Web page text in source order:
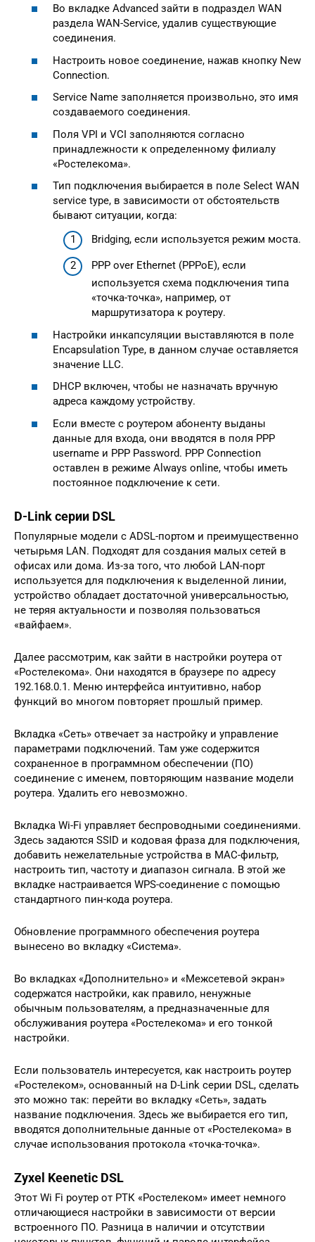
Во вкладке Advanced зайти в подраздел WAN
раздела WAN-Service, удалив существующие
соединения.
Настроить новое соединение, нажав кнопку New
Connection.
Service Name заполняется произвольно, это имя
создаваемого соединения.
Поля VPI и VCI заполняются согласно
принадлежности к определенному филиалу
«Ростелекома».
Тип подключения выбирается в поле Select WAN
service type, в зависимости от обстоятельств
бывают ситуации, когда:
Bridging, если используется режим моста.
PPP over Ethernet (PPPoE), если
используется схема подключения типа
«точка-точка», например, от
маршрутизатора к роутеру.
Настройки инкапсуляции выставляются в поле
Encapsulation Type, в данном случае оставляется
значение LLC.
DHCP включен, чтобы не назначать вручную
адреса каждому устройству.
Если вместе с роутером абоненту выданы
данные для входа, они вводятся в поля PPP
username и PPP Password. PPP Connection
оставлен в режиме Always online, чтобы иметь
постоянное подключение к сети.
D-Link серии DSL
Популярные модели с ADSL-портом и преимущественно
четырьмя LAN. Подходят для создания малых сетей в
офисах или дома. Из-за того, что любой LAN-порт
используется для подключения к выделенной линии,
устройство обладает достаточной универсальностью,
не теряя актуальности и позволяя пользоваться
«вайфаем».
Далее рассмотрим, как зайти в настройки роутера от
«Ростелекома». Они находятся в браузере по адресу
192.168.0.1. Меню интерфейса интуитивно, набор
функций во многом повторяет прошлый пример.
Вкладка «Сеть» отвечает за настройку и управление
параметрами подключений. Там уже содержится
сохраненное в программном обеспечении (ПО)
соединение с именем, повторяющим название модели
роутера. Удалить его невозможно.
Вкладка Wi-Fi управляет беспроводными соединениями.
Здесь задаются SSID и кодовая фраза для подключения,
добавить нежелательные устройства в MAC-фильтр,
настроить тип, частоту и диапазон сигнала. В этой же
вкладке настраивается WPS-соединение с помощью
стандартного пин-кода роутера.
Обновление программного обеспечения роутера
вынесено во вкладку «Система».
Во вкладках «Дополнительно» и «Межсетевой экран»
содержатся настройки, как правило, ненужные
обычным пользователям, а предназначенные для
обслуживания роутера «Ростелекома» и его тонкой
настройки.
Если пользователь интересуется, как настроить роутер
«Ростелеком», основанный на D-Link серии DSL, сделать
это можно так: перейти во вкладку «Сеть», задать
название подключения. Здесь же выбирается его тип,
вводятся дополнительные данные от «Ростелекома» в
случае использования протокола «точка-точка».
Zyxel Keenetic DSL
Этот Wi Fi роутер от РТК «Ростелеком» имеет немного
отличающиеся настройки в зависимости от версии
встроенного ПО. Разница в наличии и отсутствии